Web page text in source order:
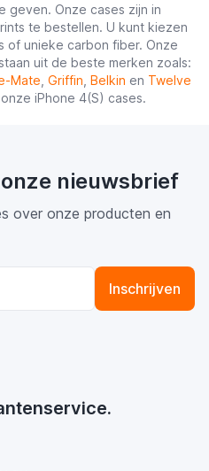
geven. Onze cases zijn in
te bestellen. U kunt kiezen
of unieke carbon fiber. Onze
uit de beste merken zoals:
Mate Griffin Belkin en Twelve
iPhone 4(S) cases.
nieuwsbrief
over onze producten en
Inschrijven